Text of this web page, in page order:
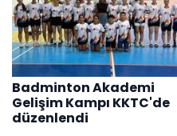
Badminton Akademi
Gelişim Kampı KKTC'de
düzenlendi